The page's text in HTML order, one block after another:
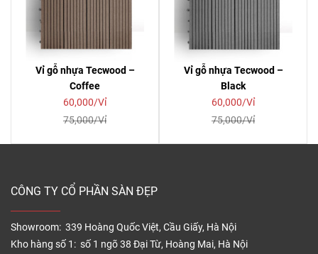
Vỉ gỗ nhựa Tecwood –
Coffee
60,000/Vỉ
75,000/Vỉ
Vỉ gỗ nhựa Tecwood –
Black
60,000/Vỉ
75,000/Vỉ
CÔNG TY CỔ PHẦN SÀN ĐẸP
Showroom: 339 Hoàng Quốc Việt, Cầu Giấy, Hà Nội
Kho hàng số 1: số 1 ngõ 38 Đại Từ, Hoàng Mai, Hà Nội